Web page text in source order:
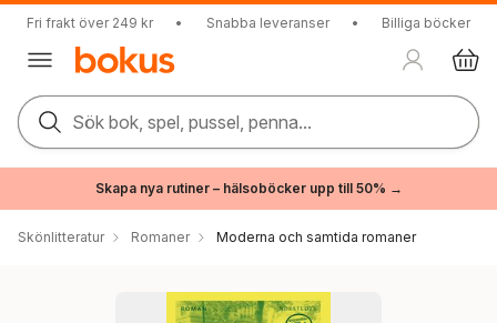
Fri frakt över 249 kr • Snabba leveranser • Billiga böcker
Sök bok, spel, pussel, penna...
Skapa nya rutiner – hälsoböcker upp till 50% →
Skönlitteratur Romaner Moderna och samtida romaner